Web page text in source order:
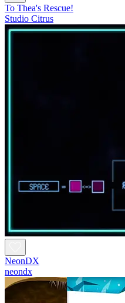
To Thea's Rescue!
Studio Citrus
NeonDX
neondx